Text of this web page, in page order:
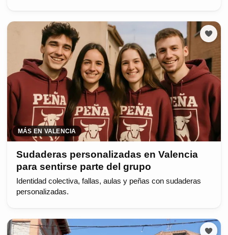
MÁS EN VALENCIA
Sudaderas personalizadas en Valencia
para sentirse parte del grupo
Identidad colectiva, fallas, aulas y peñas con sudaderas
personalizadas.